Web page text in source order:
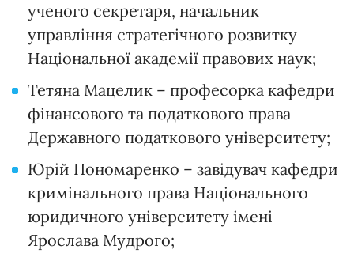
ученого секретаря, начальник
управління стратегічного розвитку
Національної академії правових наук;
Тетяна Мацелик – професорка кафедри
фінансового та податкового права
Державного податкового університету;
Юрій Пономаренко – завідувач кафедри
кримінального права Національного
юридичного університету імені
Ярослава Мудрого;